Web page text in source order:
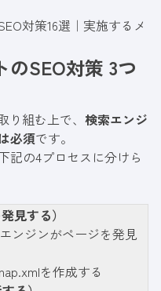
対策16選｜実施するメ
SEO対策 3つ
組む上で、 検索エンジ
必須です。
記の4プロセスに分けら
見する）
ンジンがページを発見
を作成する